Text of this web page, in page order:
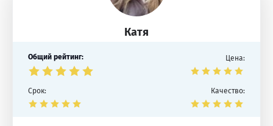
Катя
Общий рейтинг: Цена:
Срок: Качество: